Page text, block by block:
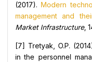
(2017).Modern
management and
Market Infrastructure,
[7] Tretyak, O.P.
in the personnel